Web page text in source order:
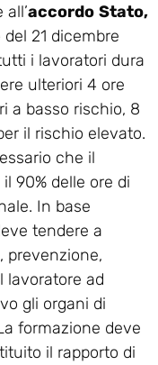
accordo Stato,
del 21 dicembre
i lavoratori dura
ulteriori 4 ore
a basso rischio, 8
il rischio elevato.
che il
90% delle ore di
In base
tendere a
prevenzione,
lavoratore ad
gli organi di
formazione deve
il rapporto di